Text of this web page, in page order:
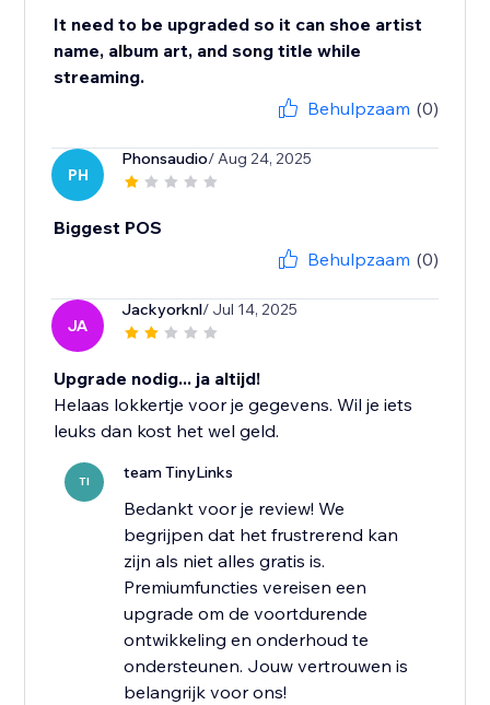
It need to be upgraded so it can shoe artist
name, album art, and song title while
streaming.
Behulpzaam (0)
PH
Phonsaudio/ Aug 24, 2025
Biggest POS
Behulpzaam (0)
JA
Jackyorknl/ Jul 14, 2025
Upgrade nodig... ja altijd!
Helaas lokkertje voor je gegevens. Wil je iets
leuks dan kost het wel geld.
TI team TinyLinks
Bedankt voor je review! We
begrijpen dat het frustrerend kan
zijn als niet alles gratis is.
Premiumfuncties vereisen een
upgrade om de voortdurende
ontwikkeling en onderhoud te
ondersteunen. Jouw vertrouwen is
belangrijk voor ons!